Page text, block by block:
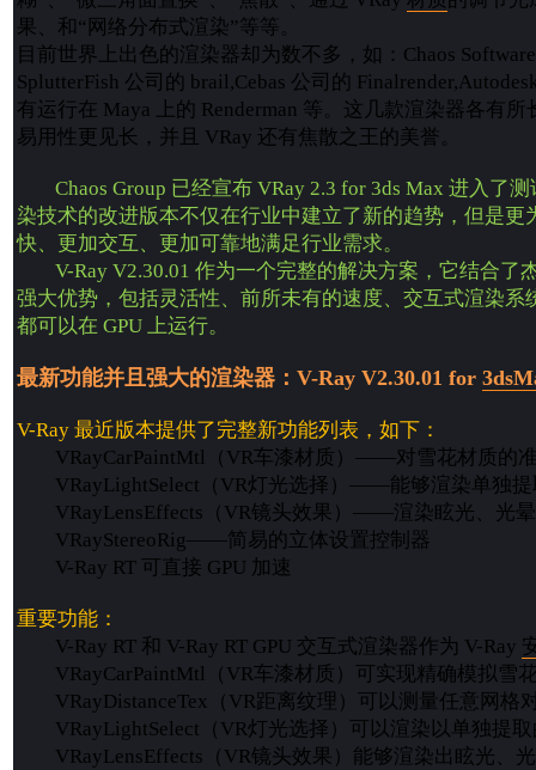
果、和“网络分布式渲染”等等。
目前世界上出色的渲染器却为数不多，如：Chaos
SplutterFish 公司的 brail,Cebas 公司的
有运行在 Maya 上的 Renderman 等。这几款渲染器各有
易用性更见长，并且 VRay 还有焦散之王的美誉。
Chaos Group 已经宣布 VRay 2.3 for 3ds Max 进入了
染技术的改进版本不仅在行业中建立了新的趋势，但是更
快、更加交互、更加可靠地满足行业需求。
V-Ray V2.30.01 作为一个完整的解决方案，它结合了
强大优势，包括灵活性、前所未有的速度、交互式渲染系
都可以在 GPU 上运行。
最新功能并且强大的渲染器：V-Ray V2.30.01 for
V-Ray 最近版本提供了完整新功能列表，如下：
VRayCarPaintMtl（VR车漆材质）――对雪花材质的
VRayLightSelect（VR灯光选择）――能够渲染单独提
VRayLensEffects（VR镜头效果）――渲染眩光、光
VRayStereoRig――简易的立体设置控制器
V-Ray RT 可直接 GPU 加速
重要功能：
V-Ray RT 和 V-Ray RT GPU 交互式渲染器作为 V-Ray
VRayCarPaintMtl（VR车漆材质）可实现精确模拟雪
VRayDistanceTex（VR距离纹理）可以测量任意网格
VRayLightSelect（VR灯光选择）可以渲染以单独提取
VRayLensEffects（VR镜头效果）能够渲染出眩光、